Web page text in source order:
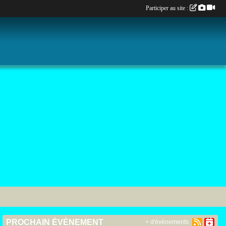
PROCHAIN ÉVÈNEMENT + d'évènements
Participer au site :